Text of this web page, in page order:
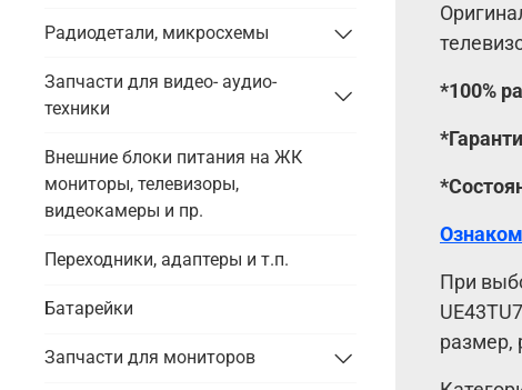
*100%
При
размер,
Радиодетали, микросхемы
Запчасти для видео- аудио-
техники
Внешние блоки питания на ЖК
мониторы, телевизоры,
видеокамеры и пр.
Переходники, адаптеры и т.п.
Батарейки
Запчасти для мониторов